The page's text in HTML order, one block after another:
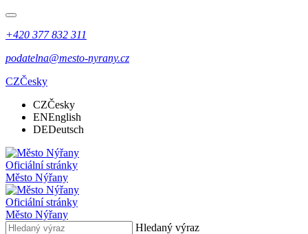
+420 377 832 311
podatelna@mesto-nyrany.cz
CZČesky
CZČesky
ENEnglish
DEDeutsch
Oficiální stránky
Město Nýřany
Oficiální stránky
Město Nýřany
Hledaný výraz